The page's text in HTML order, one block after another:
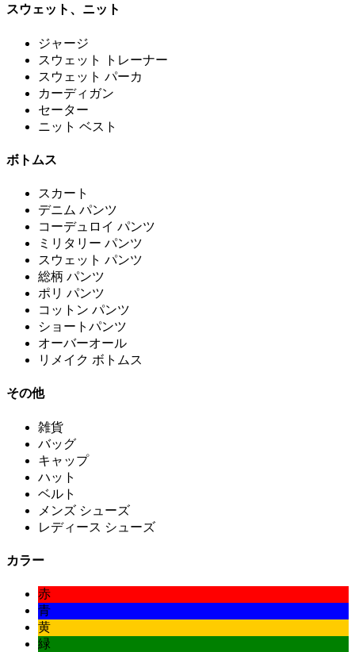
スウェット、ニット
ジャージ
スウェット トレーナー
スウェット パーカ
カーディガン
セーター
ニット ベスト
ボトムス
スカート
デニム パンツ
コーデュロイ パンツ
ミリタリー パンツ
スウェット パンツ
総柄 パンツ
ポリ パンツ
コットン パンツ
ショートパンツ
オーバーオール
リメイク ボトムス
その他
雑貨
バッグ
キャップ
ハット
ベルト
メンズ シューズ
レディース シューズ
カラー
赤
青
黄
緑